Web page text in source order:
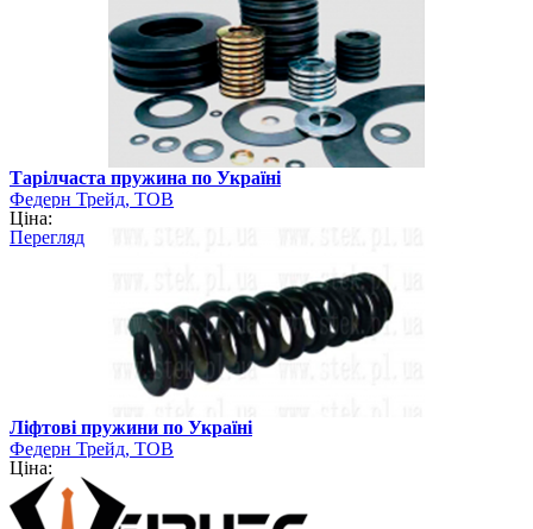
Тарілчаста пружина по Україні
Федерн Трейд, ТОВ
Ціна:
Перегляд
Ліфтові пружини по Україні
Федерн Трейд, ТОВ
Ціна: